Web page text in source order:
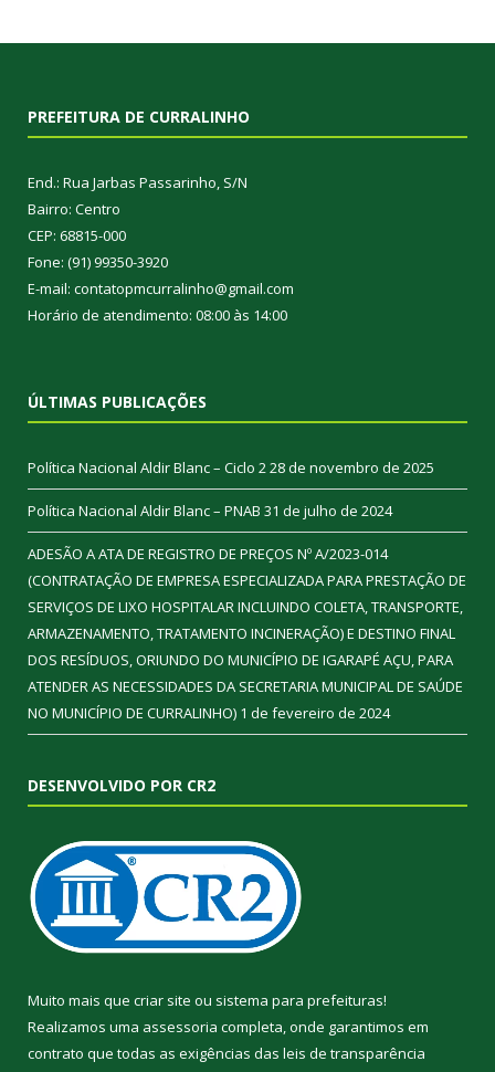
PREFEITURA DE CURRALINHO
End.: Rua Jarbas Passarinho, S/N
Bairro: Centro
CEP: 68815-000
Fone: (91) 99350-3920
E-mail: contatopmcurralinho@gmail.com
Horário de atendimento: 08:00 às 14:00
ÚLTIMAS PUBLICAÇÕES
Política Nacional Aldir Blanc – Ciclo 228 de novembro de 2025
Política Nacional Aldir Blanc – PNAB 31 de julho de 2024
ADESÃO A ATA DE REGISTRO DE PREÇOS Nº A/2023-014
(CONTRATAÇÃO DE EMPRESA ESPECIALIZADA PARA PRESTAÇÃO DE
SERVIÇOS DE LIXO HOSPITALAR INCLUINDO COLETA, TRANSPORTE,
ARMAZENAMENTO, TRATAMENTO INCINERAÇÃO) E DESTINO FINAL
DOS RESÍDUOS, ORIUNDO DO MUNICÍPIO DE IGARAPÉ AÇU, PARA
ATENDER AS NECESSIDADES DA SECRETARIA MUNICIPAL DE SAÚDE
NO MUNICÍPIO DE CURRALINHO) 1 de fevereiro de 2024
DESENVOLVIDO POR CR2
Muito mais que criar site ou sistema para prefeituras!
Realizamos uma assessoria completa, onde garantimos em
contrato que todas as exigências das leis de transparência